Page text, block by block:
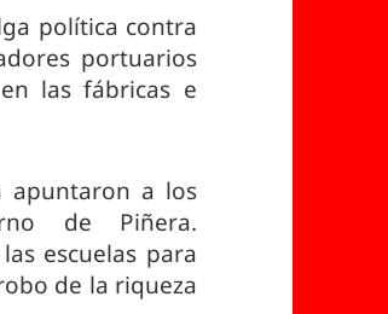
política contra
portuarios
las fábricas e
apuntaron a los
de Piñera.
escuelas para
de la riqueza